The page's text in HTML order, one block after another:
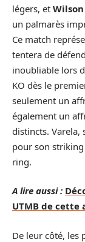
légers, et
un palmarès
Ce match
tentera de
inoubliable lors
KO dès le
seulement un
également un
distincts. Varela,
pour son striking
ring.
A lire aussi :
UTMB de cette
De leur côté, les